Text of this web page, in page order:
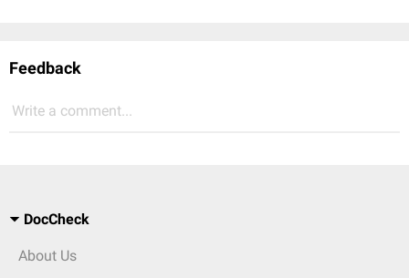
Feedback
Write a comment...
DocCheck
About Us